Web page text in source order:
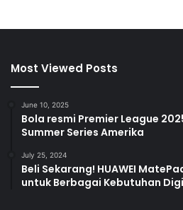
Most Viewed Posts
June 10, 2025
Bola resmi Premier League
Summer Series Amerika
July 25, 2024
Beli Sekarang! HUAWEI
untuk Berbagai Kebutuhan